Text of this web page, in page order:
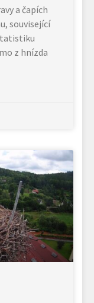
a čapích
související
z hnízda